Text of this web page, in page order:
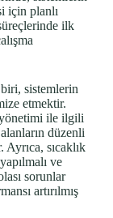
için planlı
ilk
sistemlerin
etmektir.
yönetimi ile ilgili
düzenli
Ayrıca, sıcaklık
ve
sorunlar
artırılmış